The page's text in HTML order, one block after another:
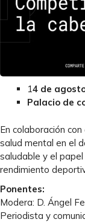
14 de
Palacio de
En colaboración con
salud mental en el
saludable y el
rendimiento
Ponentes:
Modera: D. Ángel
Periodista y